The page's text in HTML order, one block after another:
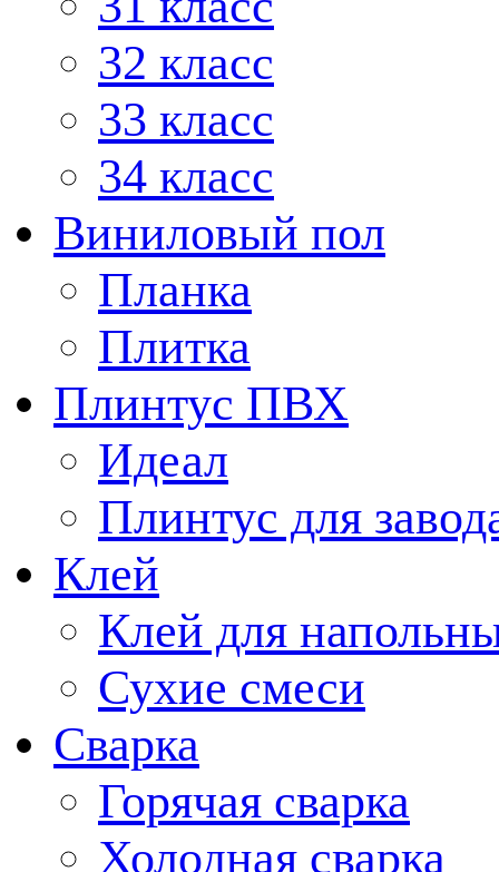
32 класс
33 класс
34 класс
Виниловый пол
Планка
Плитка
Плинтус ПВХ
Идеал
Плинтус для
Клей
Клей для
Сухие смеси
Сварка
Горячая сварка
Холодная сварка